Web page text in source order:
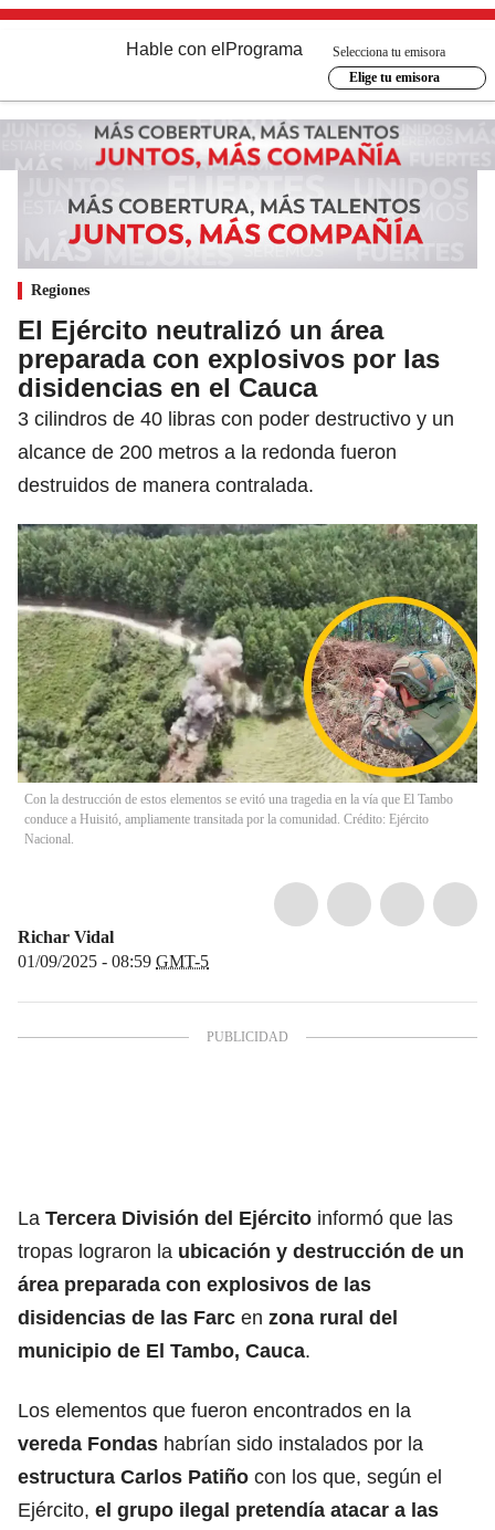
Hable con el Programa
Selecciona tu emisora
Elige tu emisora
Regiones
El Ejército neutralizó un área
preparada con explosivos por las
disidencias en el Cauca
3 cilindros de 40 libras con poder destructivo y un
alcance de 200 metros a la redonda fueron
destruidos de manera contralada.
Con la destrucción de estos elementos se evitó una tragedia en la vía que El Tambo
conduce a Huisitó, ampliamente transitada por la comunidad. Crédito: Ejército
Nacional.
Richar Vidal
01/09/2025 - 08:59 GMT-5
La Tercera División del Ejército informó que las
tropas lograron la ubicación y destrucción de un
área preparada con explosivos de las
disidencias de las Farc en zona rural del
municipio de El Tambo, Cauca.
Los elementos que fueron encontrados en la
vereda Fondas habrían sido instalados por la
estructura Carlos Patiño con los que, según el
Ejército, el grupo ilegal pretendía atacar a las